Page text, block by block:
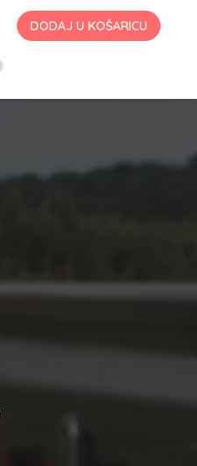
DODAJ U KOŠARICU